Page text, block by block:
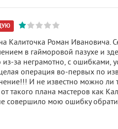
Калиточка Роман Ивановича.
в гайморовой пазухе и
за неграмотно, с ошибками,
операция во-первых по
И не известно можно ли
такого плана мастеров как
совершило мою ошибку